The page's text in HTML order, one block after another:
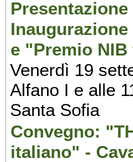
e "Premio NIB
Venerdì 19
Alfano I e alle
Santa Sofia
Convegno:
italiano" -